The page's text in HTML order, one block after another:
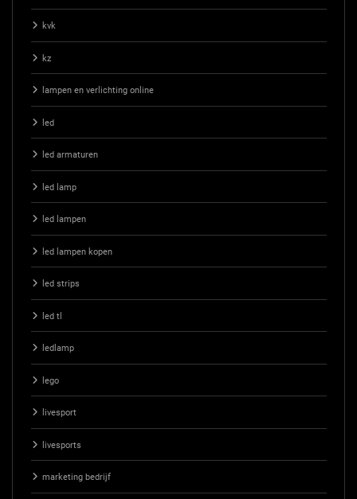
kvk
kz
lampen en verlichting online
led
led armaturen
led lamp
led lampen
led lampen kopen
led strips
led tl
ledlamp
lego
livesport
livesports
marketing bedrijf